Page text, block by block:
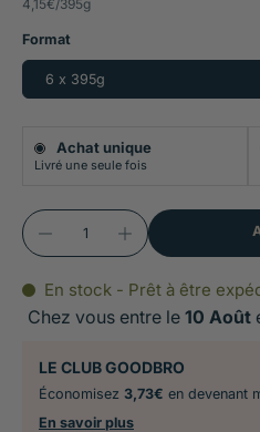
protéine
naturellement riche en
pour une flore
sucre, sans exhausteurs
Recette
chiens ayant réagi à
4,15€/395g
Format
6 x 395g
Achat unique
Livré une seule fois
En stock - Prêt à être
Chez vous entre le 10 Août
LE CLUB GOODBRO
Économisez 3,73€ en devenant
En savoir plus